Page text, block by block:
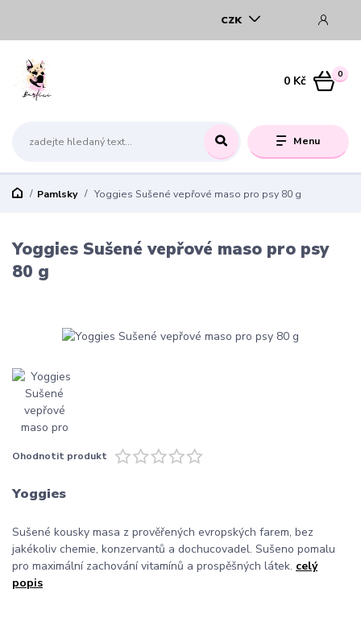
Menu
CZK
0
0 Kč
Pamlsky Yoggies Sušené vepřové maso pro psy 80 g
Yoggies Sušené vepřové maso pro psy
80 g
Ohodnotit produkt
Yoggies
Sušené kousky masa z prověřených evropských farem, bez
jakékoliv chemie, konzervantů a dochucovadel. Sušeno pomalu
pro maximální zachování vitamínů a prospěšných látek. celý
popis